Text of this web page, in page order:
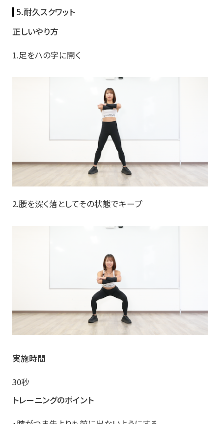
5.耐久スクワット
正しいやり方
1.足をハの字に開く
2.腰を深く落としてその状態でキープ
実施時間
30秒
トレーニングのポイント